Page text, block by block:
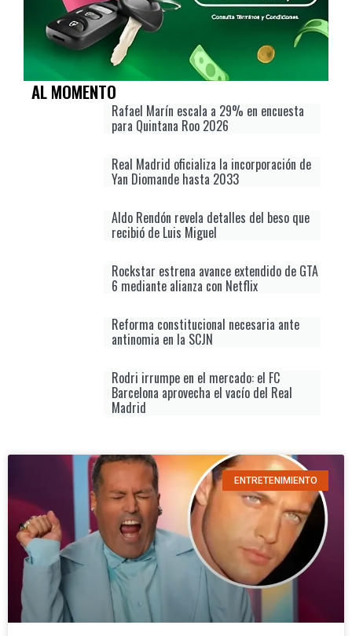
AL MOMENTO
Rafael Marín escala a 29% en encuesta
para Quintana Roo 2026
Real Madrid oficializa la incorporación de
Yan Diomande hasta 2033
Aldo Rendón revela detalles del beso que
recibió de Luis Miguel
Rockstar estrena avance extendido de GTA
6 mediante alianza con Netflix
Reforma constitucional necesaria ante
antinomia en la SCJN
Rodri irrumpe en el mercado: el FC
Barcelona aprovecha el vacío del Real
Madrid
ENTRETENIMIENTO